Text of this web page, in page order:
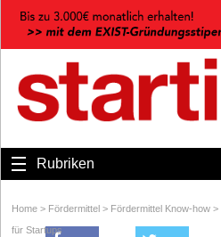
Rubriken
Home > Fördermittel > Fördermittel Know-how >
für Startups